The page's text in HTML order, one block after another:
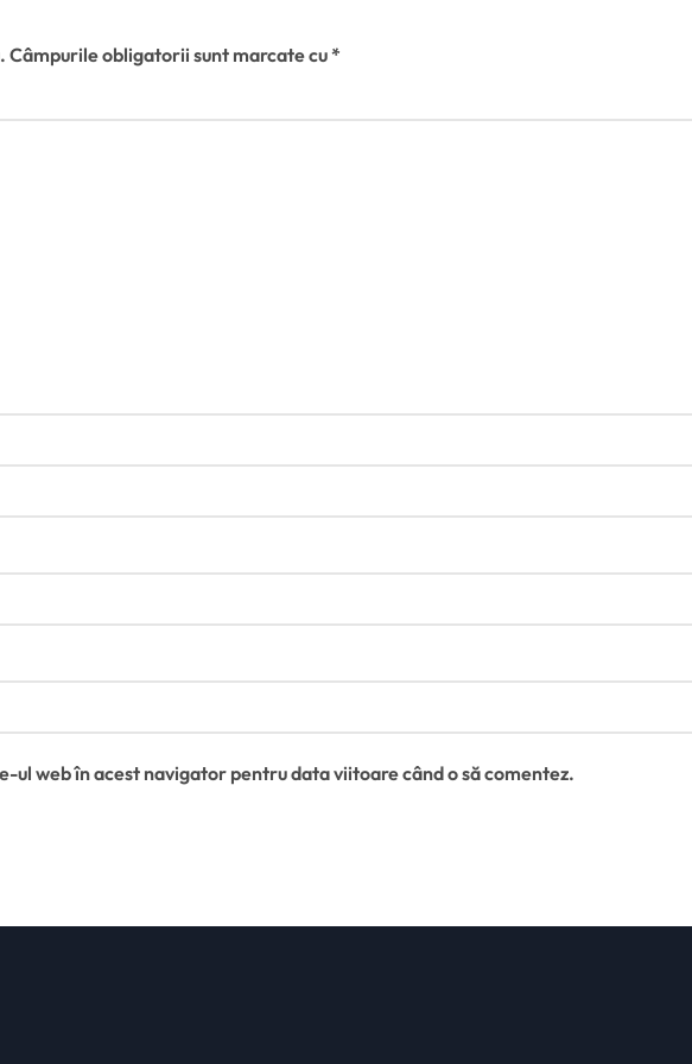
Câmpurile obligatorii sunt marcate cu*
ul web în acest navigator pentru data viitoare când o să comentez.